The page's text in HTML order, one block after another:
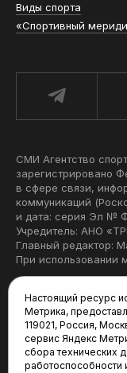
Виды спорта
«Спортивный
СМИ Агентство
зарегистрировано
в сфере связи,
коммуникаций
и дата: серия Эл №
Учредитель: АНО
Главный редактор:
При использовании
Редакция:
625035, Тюмень, пр.
(3452) 68-22-28
tum-arena@mail.ru
Настоящий ресурс
Метрика,
119021, Россия,
сервис Яндекс
сбора технических
работоспособности